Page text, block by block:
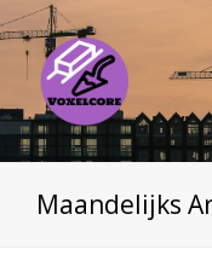
Maandelijks